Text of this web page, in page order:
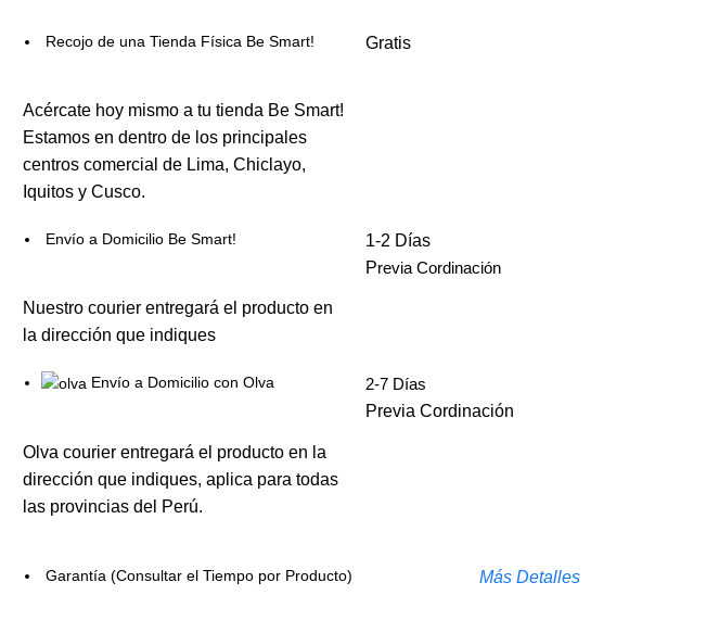
Recojo de una Tienda Física Be Smart!
Acércate hoy mismo a tu tienda Be Smart!
Estamos en dentro de los principales
centros comercial de Lima, Chiclayo,
Iquitos y Cusco.
Gratis
Envío a Domicilio Be Smart!
Nuestro courier entregará el producto en
la dirección que indiques
1-2 Días
Previa Cordinación
Envío a Domicilio con Olva
Olva courier entregará el producto en la
dirección que indiques, aplica para todas
las provincias del Perú.
2-7 Días
Previa Cordinación
Garantía (Consultar el Tiempo por Producto) Más Detalles